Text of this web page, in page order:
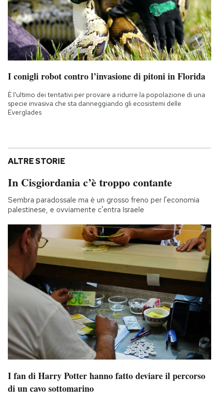
I conigli robot contro l’invasione di pitoni in Florida
È l'ultimo dei tentativi per provare a ridurre la popolazione di una
specie invasiva che sta danneggiando gli ecosistemi delle
Everglades
ALTRE STORIE
In Cisgiordania c’è troppo contante
Sembra paradossale ma è un grosso freno per l'economia
palestinese, e ovviamente c'entra Israele
I fan di Harry Potter hanno fatto deviare il percorso
di un cavo sottomarino